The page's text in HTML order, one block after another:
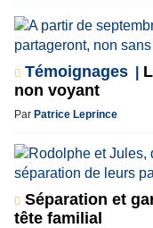
Témoignages
non voyant
Par Patrice Leprince
Séparation et
tête familial